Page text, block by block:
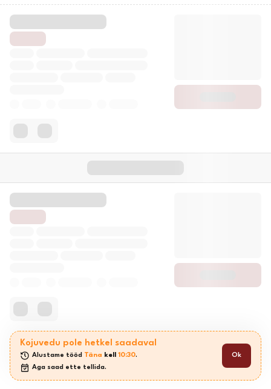
Kojuvedu pole hetkel saadaval
Alustame tööd Täna kell 10:30.
Aga saad ette tellida.
Ok